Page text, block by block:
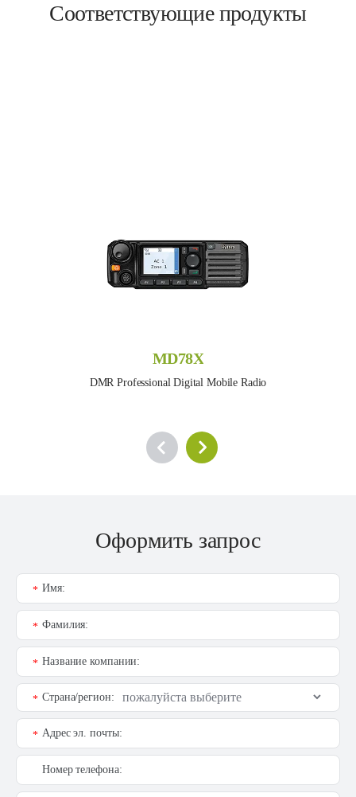
Соответствующие продукты
MD78X
DMR Professional Digital Mobile Radio
Оформить запрос
Имя:
*
Фамилия:
*
Название компании:
*
Страна/регион:
*
Адрес эл. почты:
*
Номер телефона: